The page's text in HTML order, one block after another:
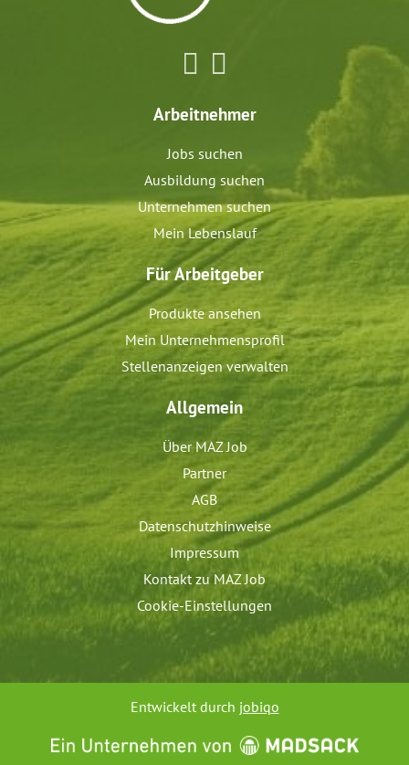
Arbeitnehmer
Jobs suchen
Ausbildung suchen
Unternehmen suchen
Mein Lebenslauf
Für Arbeitgeber
Produkte ansehen
Mein Unternehmensprofil
Stellenanzeigen verwalten
Allgemein
Über MAZ Job
Partner
AGB
Datenschutzhinweise
Impressum
Kontakt zu MAZ Job
Cookie-Einstellungen
Entwickelt durch jobiqo